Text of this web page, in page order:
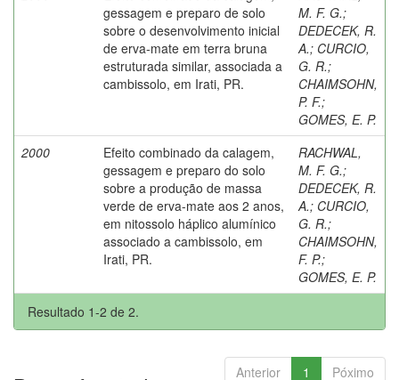
gessagem e preparo de solo
sobre o desenvolvimento inicial
de erva-mate em terra bruna
estruturada similar, associada a
cambissolo, em Irati, PR.
M. F. G.;
DEDECEK, R.
A.; CURCIO,
G. R.;
CHAIMSOHN,
P. F.;
GOMES, E. P.
2000
Efeito combinado da calagem,
gessagem e preparo do solo
sobre a produção de massa
verde de erva-mate aos 2 anos,
em nitossolo háplico alumínico
associado a cambissolo, em
Irati, PR.
RACHWAL,
M. F. G.;
DEDECEK, R.
A.; CURCIO,
G. R.;
CHAIMSOHN,
F. P.;
GOMES, E. P.
Resultado 1-2 de 2.
Anterior 1 Póximo